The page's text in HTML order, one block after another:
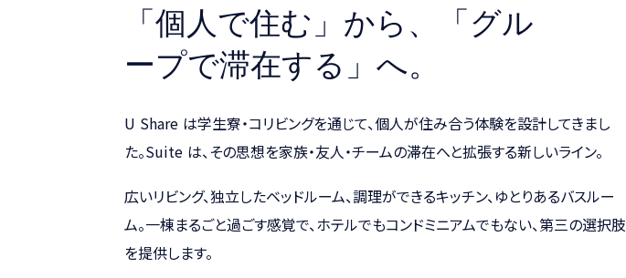
「個人で住む」から、「グル
ープで滞在する」へ。
U Share は学生寮・コリビングを通じて、個人が住み合う体験を設計してきまし
た。Suite は、その思想を家族・友人・チームの滞在へと拡張する新しいライン。
広いリビング、独立したベッドルーム、調理ができるキッチン、ゆとりあるバスルー
ム。一棟まるごと過ごす感覚で、ホテルでもコンドミニアムでもない、第三の選択肢
を提供します。